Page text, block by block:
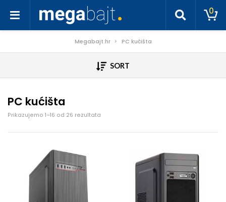
0
Megabajt.hr PC kućišta
SORT
PC kućišta
Prikazujemo 1–16 od 26 rezultata